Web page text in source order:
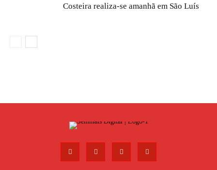
Costeira realiza-se amanhã em São Luís